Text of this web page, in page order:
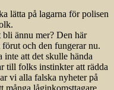
lätta på lagarna för polisen
ännu mer? Den här
och den fungerar nu.
inte att det skulle hända
till folks instinkter att rädda
vi alla falska nyheter på